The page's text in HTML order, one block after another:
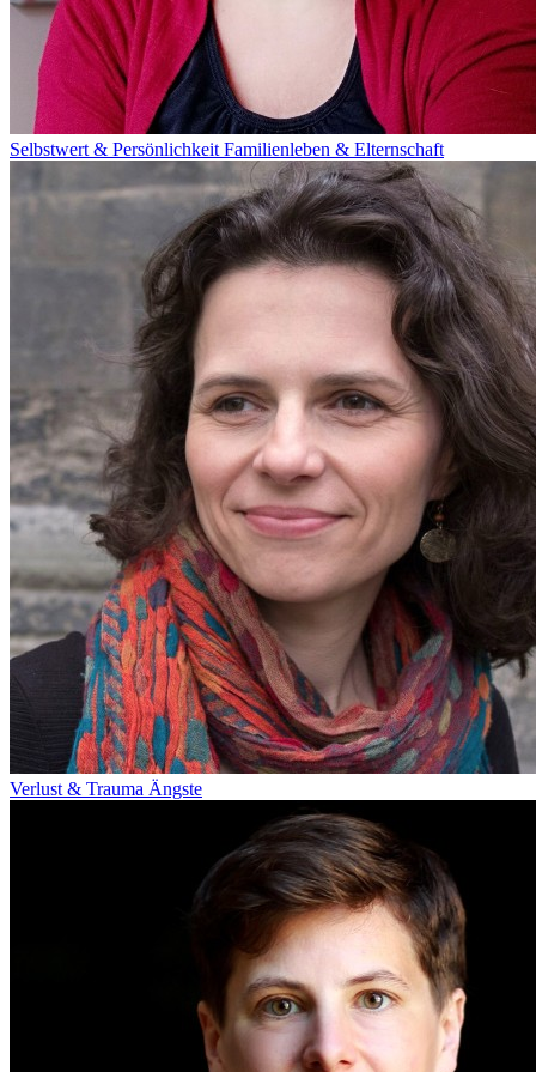
Selbstwert & Persönlichkeit Familienleben & Elternschaft
Verlust & Trauma Ängste